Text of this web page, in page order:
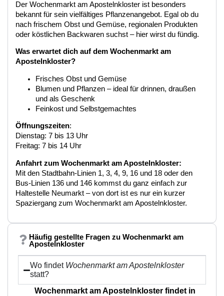
Der Wochenmarkt am Apostelnkloster ist besonders
bekannt für sein vielfältiges Pflanzenangebot. Egal ob du
nach frischem Obst und Gemüse, regionalen Produkten
oder köstlichen Backwaren suchst – hier wirst du fündig.
Was erwartet dich auf dem Wochenmarkt am
Apostelnkloster?
Frisches Obst und Gemüse
Blumen und Pflanzen – ideal für drinnen, draußen
und als Geschenk
Feinkost und Selbstgemachtes
Öffnungszeiten:
Dienstag: 7 bis 13 Uhr
Freitag: 7 bis 14 Uhr
Anfahrt zum Wochenmarkt am Apostelnkloster:
Mit den Stadtbahn-Linien 1, 3, 4, 9, 16 und 18 oder den
Bus-Linien 136 und 146 kommst du ganz einfach zur
Haltestelle Neumarkt – von dort ist es nur ein kurzer
Spaziergang zum Wochenmarkt am Apostelnkloster.
Häufig gestellte Fragen zu Wochenmarkt am
Apostelnkloster
Wo findet Wochenmarkt am Apostelnkloster
statt?
Wochenmarkt am Apostelnkloster findet in